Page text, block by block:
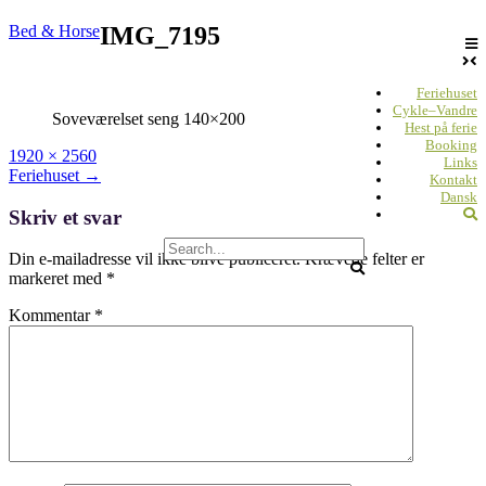
Skip
Bed & Horse
Feriehuset
Cykle–Vandre
Hest på ferie
Booking
Links
Kontakt
Dansk
IMG_7195
Soveværelset seng 140×200
Full
size
1920 × 2560
Post
Feriehuset →
Skriv et svar
Din e-mailadresse vil ikke blive publiceret. Krævede felter er
markeret med *
Kommentar *